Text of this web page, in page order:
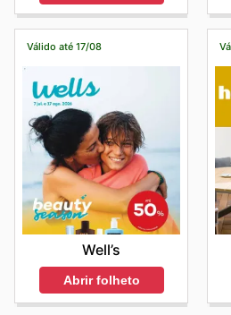
Válido até 17/08
Well’s
Abrir folheto